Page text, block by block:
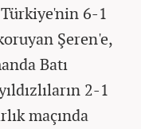
6-1
Şeren'e,
Batı
2-1
maçında